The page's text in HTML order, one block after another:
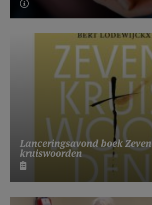
Lanceringsavond boek Zeven
kruiswoorden